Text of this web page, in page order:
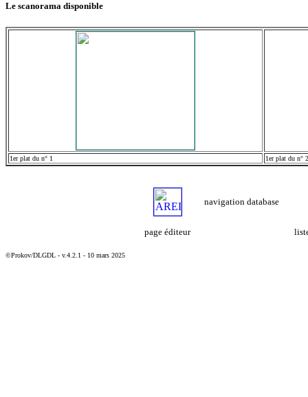
Le scanorama disponible
1er plat du n° 1 1er plat du n° 2
navigation database
page éditeur
©Prokov/DLGDL - v.4.2.1 - 10 mars 2025